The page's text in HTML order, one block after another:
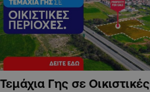
Τεμάχια Γης σε Οικιστικές